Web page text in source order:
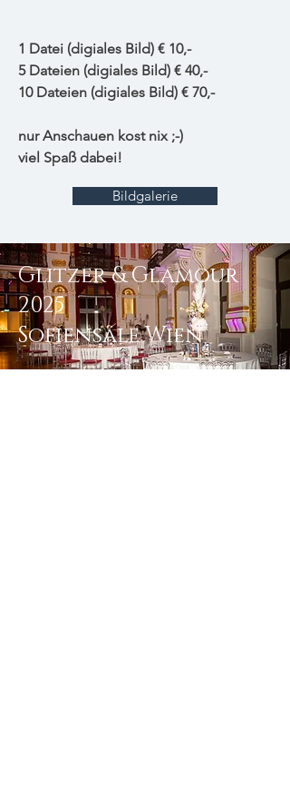
1 Datei (digiales Bild) € 10,-
5 Dateien (digiales Bild) € 40,-
10 Dateien (digiales Bild) € 70,-
nur Anschauen kost nix ;-)
viel Spaß dabei!
Bildgalerie
Glitzer & Glamour
2025
Sofiensäle Wien